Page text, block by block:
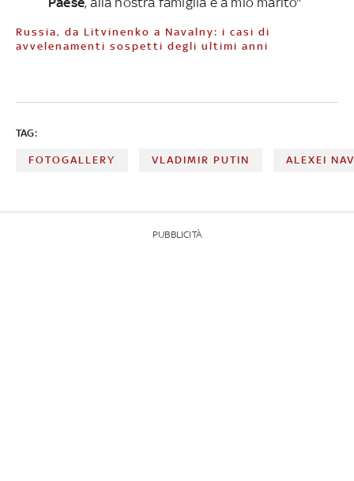
Russia, da Litvinenko a Navalny: i casi di
avvelenamenti sospetti degli ultimi anni
TAG:
FOTOGALLERY VLADIMIR PUTIN ALEXEI
PUBBLICITÀ